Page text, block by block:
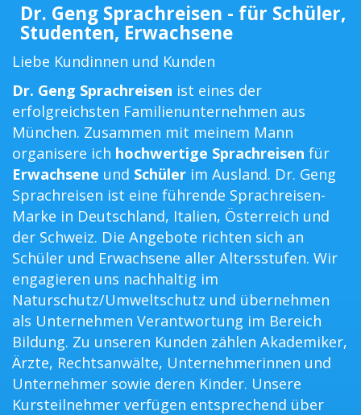
Dr. Geng Sprachreisen - für Schüler,
Studenten, Erwachsene
Liebe Kundinnen und Kunden
Dr. Geng Sprachreisen ist eines der
erfolgreichsten Familienunternehmen aus
München. Zusammen mit meinem Mann
organisere ich hochwertige Sprachreisen für
Erwachsene und Schüler im Ausland. Dr. Geng
Sprachreisen ist eine führende Sprachreisen-
Marke in Deutschland, Italien, Österreich und
der Schweiz. Die Angebote richten sich an
Schüler und Erwachsene aller Altersstufen. Wir
engagieren uns nachhaltig im
Naturschutz/Umweltschutz und übernehmen
als Unternehmen Verantwortung im Bereich
Bildung. Zu unseren Kunden zählen Akademiker,
Ärzte, Rechtsanwälte, Unternehmerinnen und
Unternehmer sowie deren Kinder. Unsere
Kursteilnehmer verfügen entsprechend über